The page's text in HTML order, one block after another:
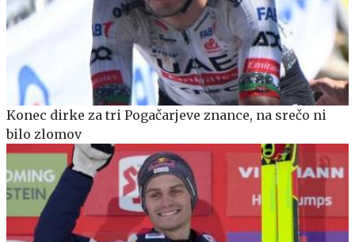
Konec dirke za tri Pogačarjeve znance, na srečo ni
bilo zlomov